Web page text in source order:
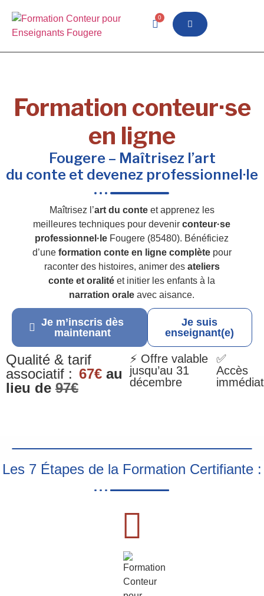
0
Formation conteur·se
en ligne
Fougere – Maîtrisez l’art
du conte et devenez professionnel·le
Maîtrisez l’art du conteet apprenez les
meilleures techniques pour devenirconteur·se
professionnel·le Fougere (85480). Bénéficiez
d’une formation conte en ligne complètepour
raconter des histoires, animer des ateliers
conte et oralité et initier les enfants à la
narration orale avec aisance.
Je m’inscris dès
maintenant
Je suis
enseignant(e)
Qualité & tarif
associatif : 67€ au
lieu de 97€
⚡ Offre valable
jusqu’au 31
décembre
✅
Accès
immédiat
Les 7 Étapes de la Formation Certifiante :